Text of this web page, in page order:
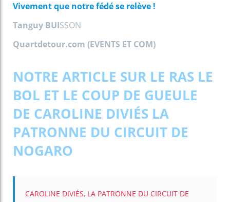
Vivement que notre fédé se relève !
Tanguy BUISSON
Quartdetour.com (EVENTS ET COM)
NOTRE ARTICLE SUR LE RAS LE
BOL ET LE COUP DE GUEULE
DE CAROLINE DIVIÉS LA
PATRONNE DU CIRCUIT DE
NOGARO
CAROLINE DIVIÉS, LA PATRONNE DU CIRCUIT DE